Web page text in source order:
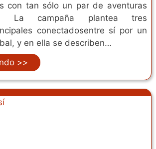
con tan sólo un par de aventuras
La campaña plantea tres
conectadosentre sí por un
y en ella se describen…
>>